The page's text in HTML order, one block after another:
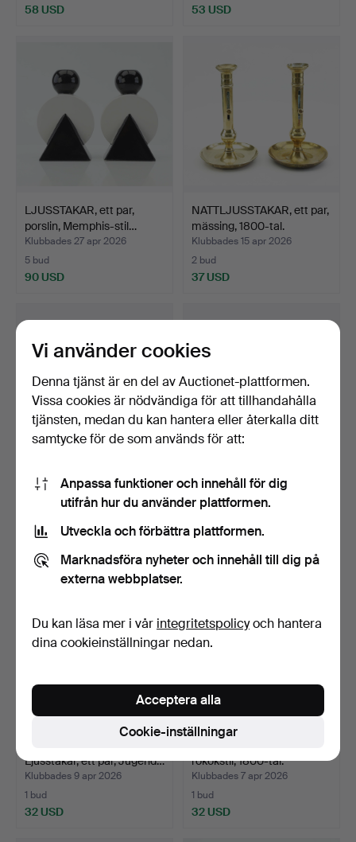
58 USD 53 USD
LJUSSTAKAR, ett par,
porslin, Memphis-stil…
Klubbades 27 apr 2026
5 bud
90 USD
NATTLJUSSTAKAR, ett par,
mässing, 1800-tal.
Klubbades 15 apr 2026
2 bud
37 USD
LJUSSTAKAR, 1 par, grön,
gjutjärn, V.O Met…
Klubbades 9 apr 2026
5 bud
KANDELARBRAR, ett par,
nysilver, rokokosti…
Klubbades 9 apr 2026
1 bud
Ljusstakar, ett par, Jugend…
Klubbades 9 apr 2026
1 bud
32 USD
rokokstil, 1800-tal.
Klubbades 7 apr 2026
1 bud
32 USD
Vi använder cookies
Denna tjänst är en del av Auctionet-plattformen.
Vissa cookies är nödvändiga för att tillhandahålla
tjänsten, medan du kan hantera eller återkalla ditt
samtycke för de som används för att:
Anpassa funktioner och innehåll för dig
utifrån hur du använder plattformen.
Utveckla och förbättra plattformen.
Marknadsföra nyheter och innehåll till dig på
externa webbplatser.
Du kan läsa mer i vår integritetspolicyoch hantera
dina cookieinställningar nedan.
Cookie-inställningar
Acceptera alla